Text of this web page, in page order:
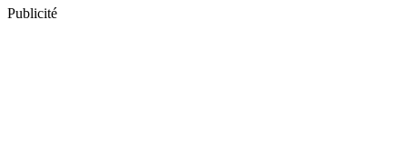
Publicité